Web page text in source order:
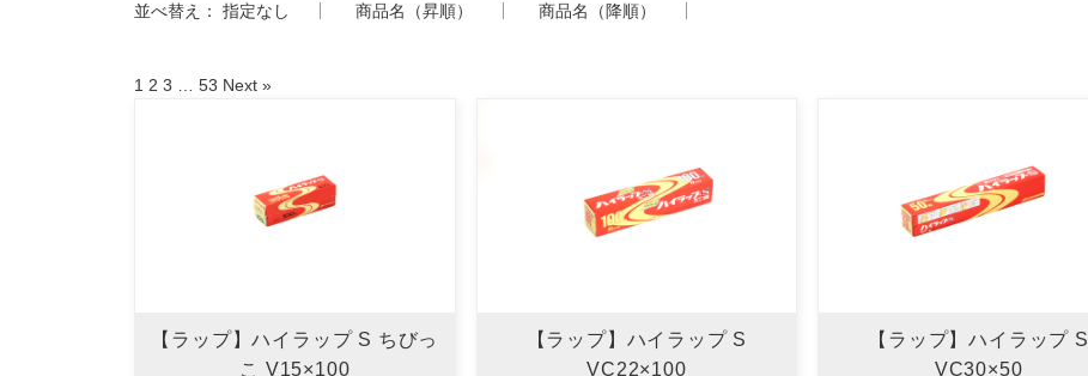
並べ替え：
指定なし 商品名（昇順） 商品名（降順）
1 2 3 53 Next »
【ラップ】ハイラップ S ちびっ
こ V15×100
【ラップ】ハイラップ S
VC22×100
【ラップ】ハイラップ S
VC30×50